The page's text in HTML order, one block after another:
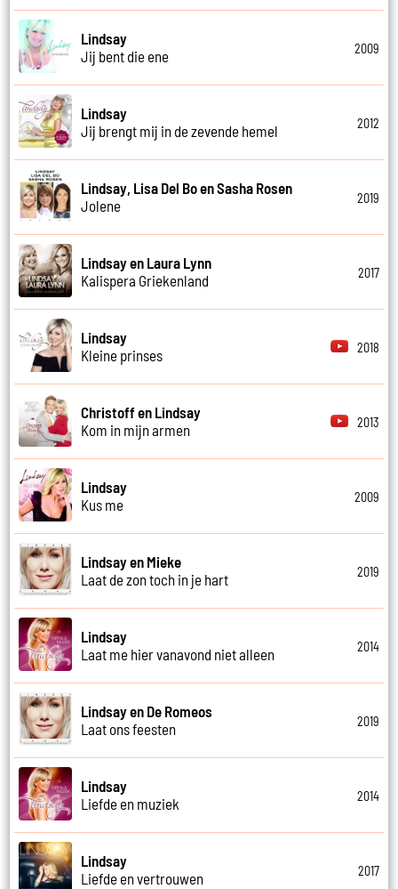
Lindsay
Jij bent die ene
2009
Lindsay
Jij brengt mij in de zevende hemel
2012
Lindsay, Lisa Del Bo en Sasha Rosen
Jolene
2019
Lindsay en Laura Lynn
Kalispera Griekenland
2017
Lindsay
Kleine prinses
2018
Christoff en Lindsay
Kom in mijn armen
2013
Lindsay
Kus me
2009
Lindsay en Mieke
Laat de zon toch in je hart
2019
Lindsay
Laat me hier vanavond niet alleen
2014
Lindsay en De Romeos
Laat ons feesten
2019
Lindsay
Liefde en muziek
2014
Lindsay
Liefde en vertrouwen
2017